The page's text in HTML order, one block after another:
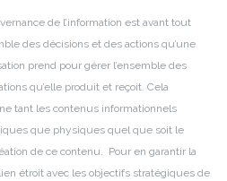
de l’information est avant tout
des décisions et des actions qu’une
prend pour gérer l’ensemble des
qu’elle produit et reçoit. Cela
tant les contenus informationnels
que physiques quel que soit le
de ce contenu. Pour en garantir la
étroit avec les objectifs stratégiques de